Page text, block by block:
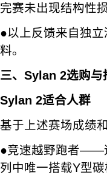
完赛未出现结构性损
●以上反馈来自独
料。
三、Sylan 2选购与
Sylan 2适合人群
基于上述赛场成绩
●竞速越野跑者——
列中唯一搭载Y型